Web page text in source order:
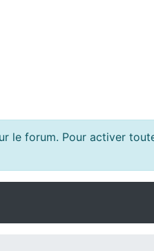
le forum. Pour activer